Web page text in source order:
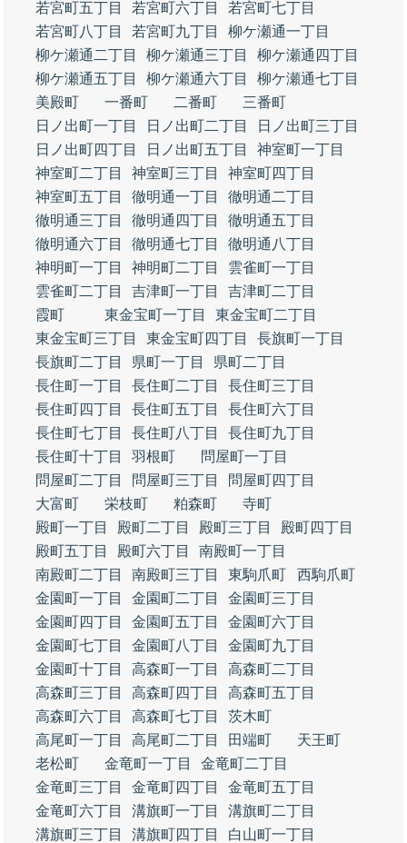
若宮町五丁目 若宮町六丁目
若宮町七丁目
若宮町八丁目
若宮町九丁目
柳ケ瀬通一丁目
柳ケ瀬通二丁目
柳ケ瀬通三丁目
柳ケ瀬通四丁目
柳ケ瀬通五丁目
柳ケ瀬通六丁目
柳ケ瀬通七丁目
美殿町
一番町 二番町
三番町
日ノ出町一丁目
日ノ出町二丁目
日ノ出町三丁目
日ノ出町四丁目
日ノ出町五丁目
神室町一丁目
神室町二丁目
神室町三丁目
神室町四丁目
神室町五丁目
徹明通一丁目
徹明通二丁目
徹明通三丁目
徹明通四丁目
徹明通五丁目
徹明通六丁目
徹明通七丁目
徹明通八丁目
神明町一丁目
神明町二丁目
雲雀町一丁目
雲雀町二丁目
吉津町一丁目
吉津町二丁目
霞町
東金宝町一丁目
東金宝町二丁目
東金宝町三丁目
東金宝町四丁目
長旗町一丁目
長旗町二丁目
県町一丁目
県町二丁目
長住町一丁目
長住町二丁目
長住町三丁目
長住町四丁目
長住町五丁目
長住町六丁目
長住町七丁目
長住町八丁目
長住町九丁目
長住町十丁目
羽根町
問屋町一丁目
問屋町二丁目
問屋町三丁目
問屋町四丁目
大富町
栄枝町 粕森町
寺町
殿町一丁目
殿町二丁目 殿町三丁目
殿町四丁目
殿町五丁目
殿町六丁目
南殿町一丁目
南殿町二丁目
南殿町三丁目 東駒爪町
西駒爪町
金園町一丁目
金園町二丁目
金園町三丁目
金園町四丁目
金園町五丁目
金園町六丁目
金園町七丁目
金園町八丁目
金園町九丁目
金園町十丁目
高森町一丁目
高森町二丁目
高森町三丁目
高森町四丁目
高森町五丁目
高森町六丁目
高森町七丁目
茨木町
高尾町一丁目
高尾町二丁目 田端町
天王町
老松町
金竜町一丁目
金竜町二丁目
金竜町三丁目
金竜町四丁目
金竜町五丁目
金竜町六丁目
溝旗町一丁目
溝旗町二丁目
溝旗町三丁目
溝旗町四丁目
白山町一丁目